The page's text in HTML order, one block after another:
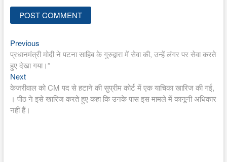
Post
navigation
PreviousPrevious
post:
प्रधानमंत्री मोदी ने पटना साहिब के गुरुद्वारा में सेवा की, उन्हें लंगर पर सेवा करते
हुए देखा गया।”
NextNext
post:
केजरीवाल को CM पद से हटाने की सुप्रीम कोर्ट में एक याचिका खारिज की गई,
। पीठ ने इसे खारिज करते हुए कहा कि उनके पास इस मामले में कानूनी अधिकार
नहीं हैं।